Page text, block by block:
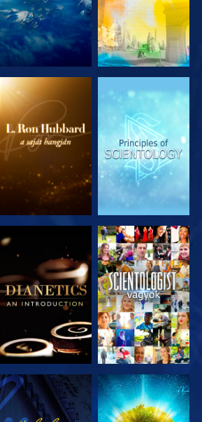
A SOROZAT
RÉSZEI
A SOROZAT
RÉSZEI
A SOROZAT
RÉSZEI
MŰSORNÉZÉS
MŰSORNÉZÉS
A SOROZAT